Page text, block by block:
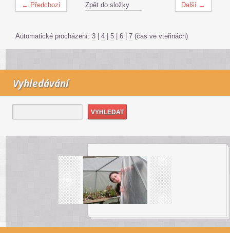
← Předchozí Další →
Zpět do složky
Automatické procházení: 3 | 4 | 5 | 6 | 7 (čas ve vteřinách)
Vyhledávání